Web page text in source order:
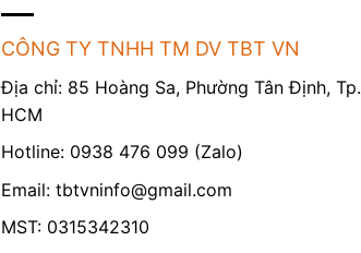
CÔNG TY TNHH TM DV TBT VN
Địa chỉ: 85 Hoàng Sa, Phường Tân Định, Tp.
HCM
Hotline: 0938 476 099 (Zalo)
Email: tbtvninfo@gmail.com
MST: 0315342310